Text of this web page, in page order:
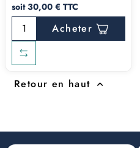
soit 30,00 € TTC
Acheter
Retour en haut 